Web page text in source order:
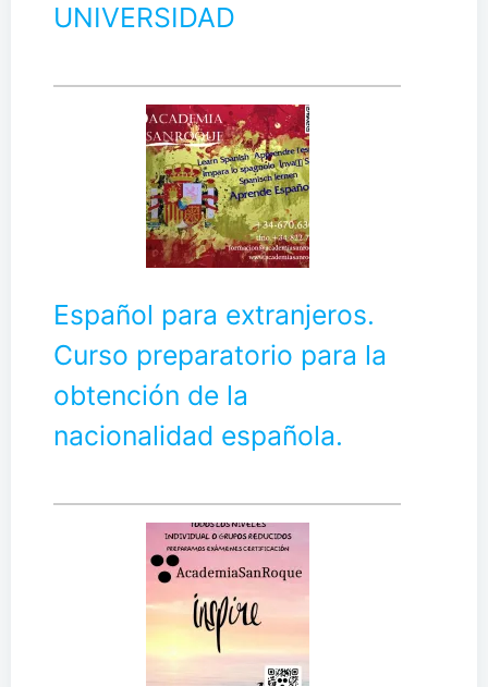
UNIVERSIDAD
Español para extranjeros.
Curso preparatorio para la
obtención de la
nacionalidad española.